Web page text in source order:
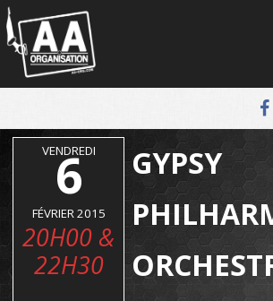
Panneau de gestion des cookies
VENDREDI
6
FÉVRIER 2015
20H00 &
22H30
GYPSY